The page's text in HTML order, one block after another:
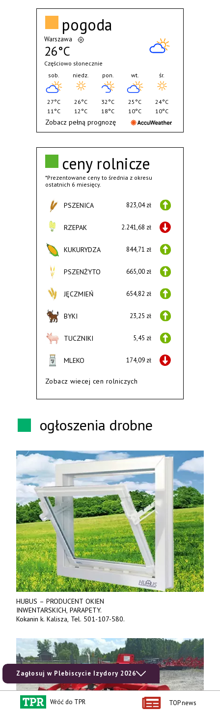
ceny rolnicze
*Prezentowane ceny to średnia z okresu
ostatnich 6 miesięcy.
PSZENICA 823,04 zł
RZEPAK 2.241,68 zł
KUKURYDZA 844,71 zł
PSZENŻYTO 665,00 zł
JĘCZMIEŃ 654,82 zł
BYKI 23,25 zł
TUCZNIKI 5,45 zł
MLEKO 174,09 zł
Zobacz wiecej cen rolniczych
pogoda
Warszawa
26°C
Częściowo słonecznie
sob.
27°C
11°C
niedz.
26°C
12°C
pon.
32°C
18°C
wt.
25°C
10°C
śr.
24°C
10°C
Zobacz pełną prognozę
ogłoszenia drobne
HUBUS – PRODUCENT OKIEN
INWENTARSKICH, PARAPETY.
Kokanin k. Kalisza, Tel. 501-107-580.
Zagłosuj w Plebiscycie Izydory 2026
Wróć do TPR TOP news